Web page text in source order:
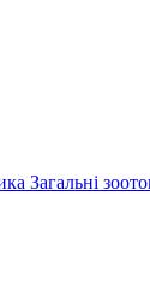
Загальні